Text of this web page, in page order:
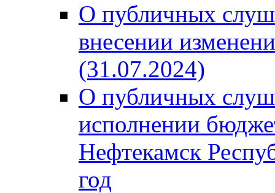
О публичных
внесении
(31.07.2024)
О публичных
исполнении
Нефтекамск
год